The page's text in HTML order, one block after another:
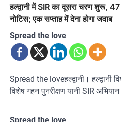
हल्द्वानी में SIR का दूसरा चरण शुरू,
नोटिस; एक सप्ताह में देना होगा जवाब
Spread the love
Spread the loveहल्द्वानी। हल्द्वानी
विशेष गहन पुनरीक्षण यानी SIR
Spread the love